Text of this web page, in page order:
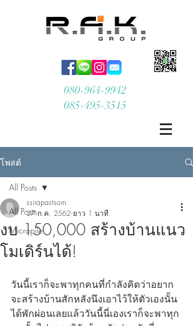
080-964-9942
085-495-3515
โพสต์
All Posts
Micropile
All Posts
งบ 150,000 สร้างบ้านแนว
โมเดิร์นได้!
ssirapastsorn
27 ก.ค. 2562 ยาว 1 นาที
วันนี้เราก็จะพาทุกคนที่กำลังคิดว่าอยาก
จะสร้างบ้านสักหลังนึงเอาไว้ให้ตัวเองนั้น
ได้พักผ่อนเลยแล้ววันนี้นี่เองเราก็จะพาทุก